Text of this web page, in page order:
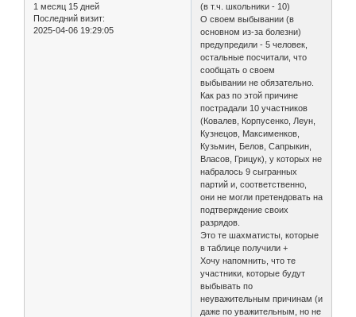
1 месяц 15 дней
Последний визит:
2025-04-06 19:29:05
(в т.ч. школьники - 10)
О своем выбывании (в
основном из-за болезни)
предупредили - 5 человек,
остальные посчитали, что
сообщать о своем
выбывании не обязательно.
Как раз по этой причине
пострадали 10 участников
(Ковалев, Корпусенко, Леун,
Кузнецов, Максименков,
Кузьмин, Белов, Сапрыкин,
Власов, Грицук), у которых не
набралось 9 сыгранных
партий и, соответственно,
они не могли претендовать на
подтверждение своих
разрядов.
Это те шахматисты, которые
в таблице получили +
Хочу напомнить, что те
участники, которые будут
выбывать по
неуважительным причинам (и
даже по уважительным, но не